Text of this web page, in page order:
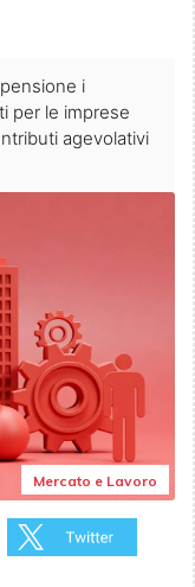
i
per le imprese
agevolativi
Mercato e Lavoro